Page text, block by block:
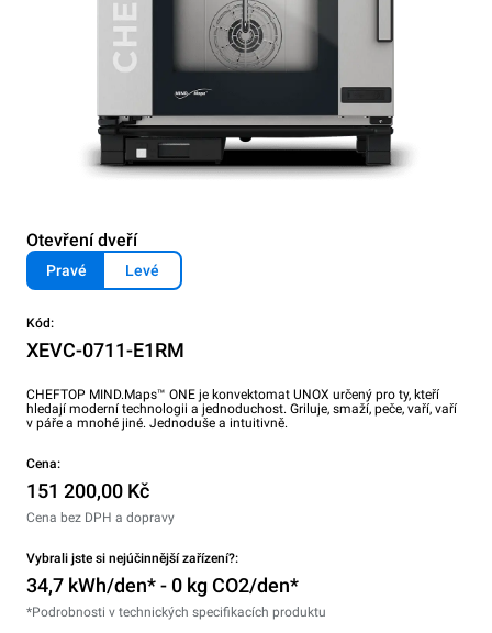
Otevření dveří
Pravé Levé
Kód:
XEVC-0711-E1RM
CHEFTOP MIND.Maps™ ONE je konvektomat UNOX určený pro ty, kteří
hledají moderní technologii a jednoduchost. Griluje, smaží, peče, vaří, vaří
v páře a mnohé jiné. Jednoduše a intuitivně.
Cena:
151 200,00 Kč
Cena bez DPH a dopravy
Vybrali jste si nejúčinnější zařízení?:
34,7 kWh/den* - 0 kg CO2/den*
*Podrobnosti v technických specifikacích produktu